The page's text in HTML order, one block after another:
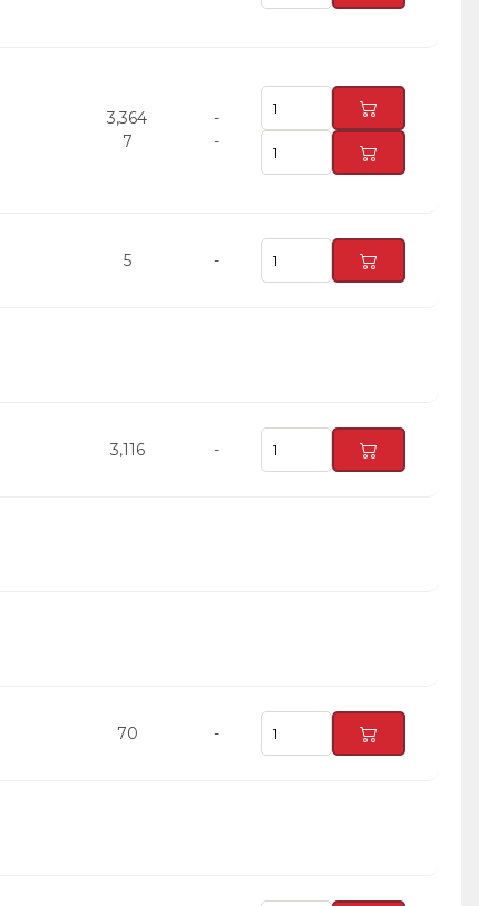
3,364
7
-
-
5 -
3,116 -
70 -